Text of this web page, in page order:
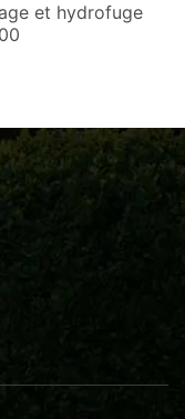
et hydrofuge